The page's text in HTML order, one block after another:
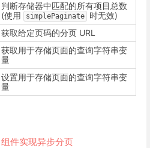
判断存储器中匹配的所有项目总数
(使用
simplePaginate 时无效)
获取给定页码的分页 URL
获取用于存储页面的查询字符串变
量
设置用于存储页面的查询字符串变
量
件实现异步分页